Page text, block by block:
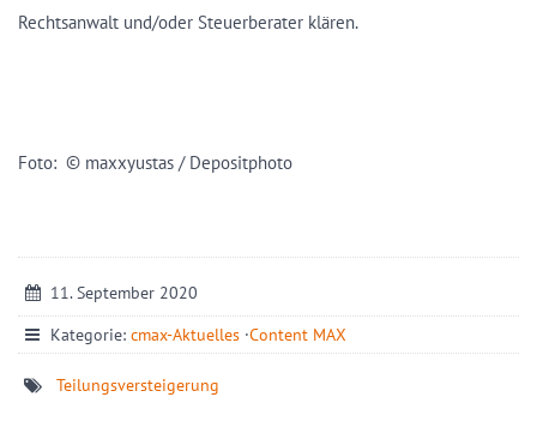
Rechtsanwalt und/oder Steuerberater klären.
Foto: © maxxyustas / Depositphoto
11. September 2020
Kategorie: cmax-Aktuelles ·Content MAX
Teilungsversteigerung